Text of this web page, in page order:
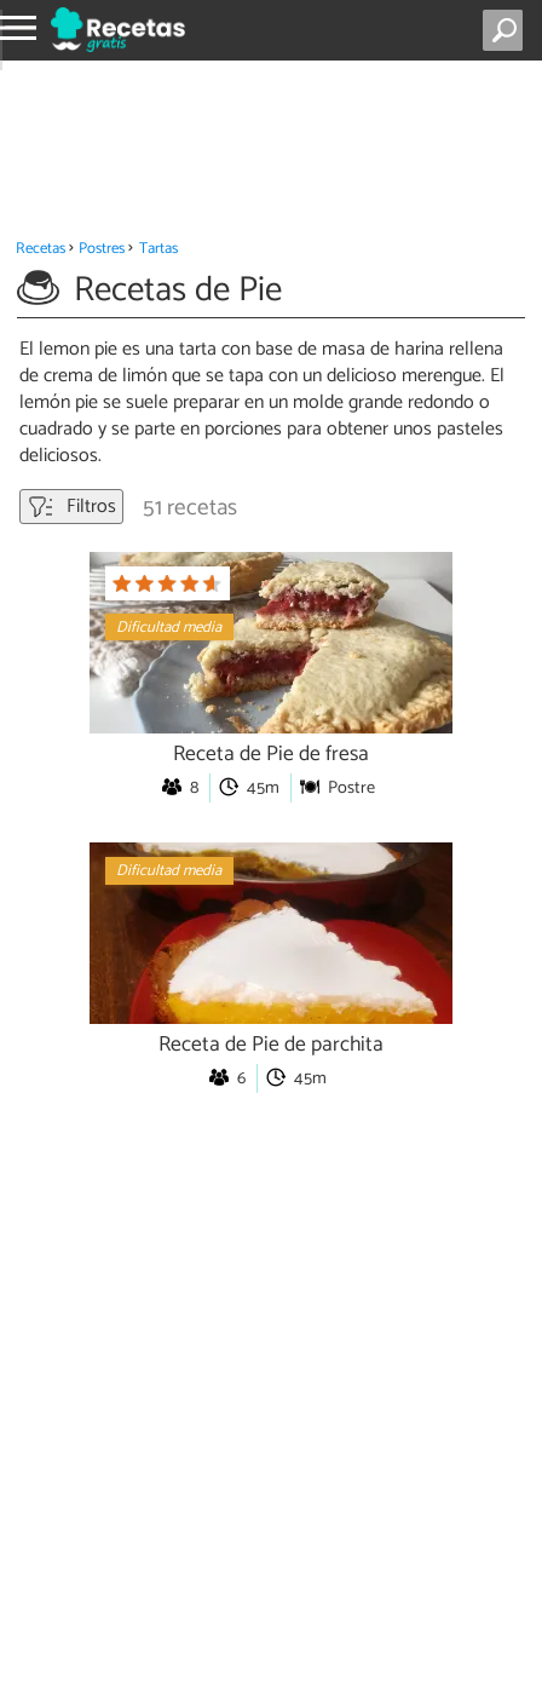
Recetas Postres Tartas
Recetas de Pie
El lemon pie es una tarta con base de masa de harina rellena
de crema de limón que se tapa con un delicioso merengue. El
lemón pie se suele preparar en un molde grande redondo o
cuadrado y se parte en porciones para obtener unos pasteles
deliciosos.
Filtros
51 recetas
Dificultad media
Receta de Pie de fresa
8 45m Postre
Dificultad media
Receta de Pie de parchita
6 45m